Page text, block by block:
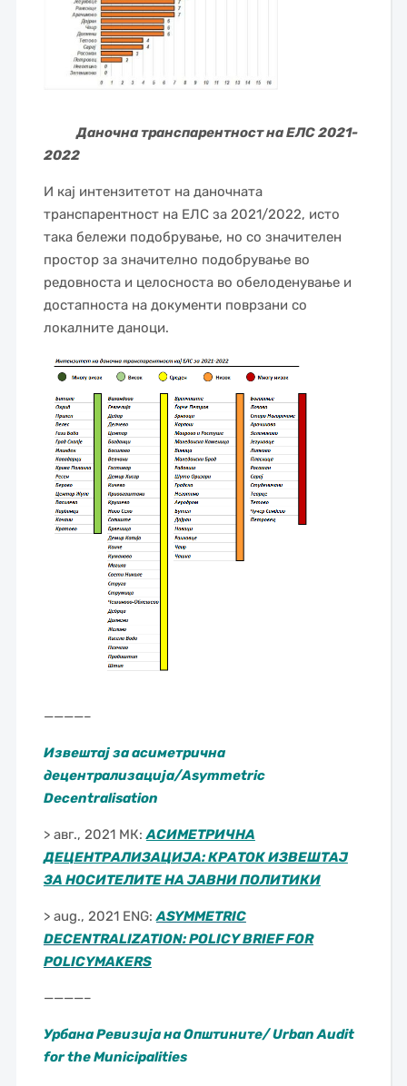
Даночна транспарентност на ЕЛС 2021-
2022
И кај интензитетот на даночната
транспарентност на ЕЛС за 2021/2022, исто
така бележи подобрување, но со значителен
простор за значително подобрување во
редовноста и целосноста во обелоденување и
достапноста на документи поврзани со
локалните даноци.
————–
Извештај за асиметрична
децентрализација/Asymmetric
Decentralisation
> авг., 2021 МК:АСИМЕТРИЧНА
ДЕЦЕНТРАЛИЗАЦИЈА: КРАТОК ИЗВЕШТАЈ
ЗА НОСИТЕЛИТЕ НА ЈАВНИ ПОЛИТИКИ
> aug., 2021 ENG:ASYMMETRIC
DECENTRALIZATION: POLICY BRIEF FOR
POLICYMAKERS
————–
Урбана Ревизија на Општините/ Urban Audit
for the Municipalities